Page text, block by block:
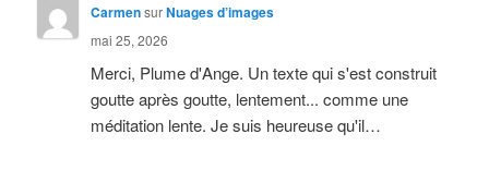
CarmensurNuages d’images
mai 25, 2026
Merci, Plume d'Ange. Un texte qui s'est construit
goutte après goutte, lentement... comme une
méditation lente. Je suis heureuse qu'il…